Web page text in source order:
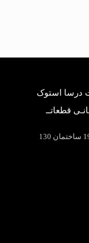
درسا استوک
قطعاتــ
تهران خیابان سمیه نرسیده به ایرانشهر پلاک 192 ساختمان 130